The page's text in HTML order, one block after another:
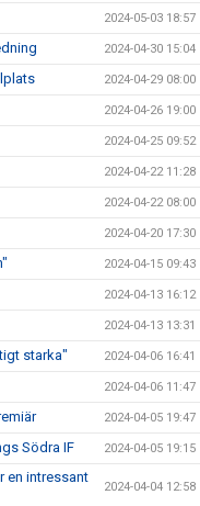
2024-05-03 18:57
2024-04-30 15:04
2024-04-29 08:00
2024-04-26 19:00
2024-04-25 09:52
2024-04-22 11:28
2024-04-22 08:00
2024-04-20 17:30
2024-04-15 09:43
2024-04-13 16:12
2024-04-13 13:31
starka" 2024-04-06 16:41
2024-04-06 11:47
2024-04-05 19:47
Södra IF 2024-04-05 19:15
en intressant
2024-04-04 12:58